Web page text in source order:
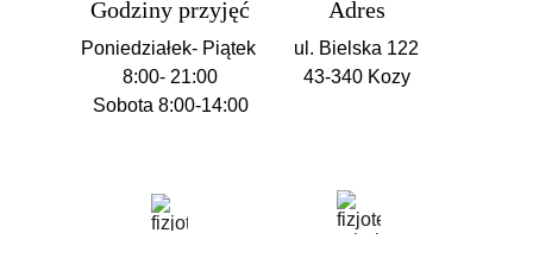
Adres
ul. Bielska 122
43-340 Kozy
Godziny przyjęć
Poniedziałek- Piątek
8:00- 21:00
Sobota 8:00-14:00